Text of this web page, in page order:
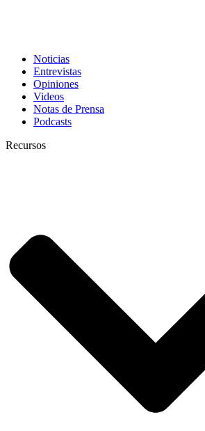
Noticias
Entrevistas
Opiniones
Videos
Notas de Prensa
Podcasts
Recursos